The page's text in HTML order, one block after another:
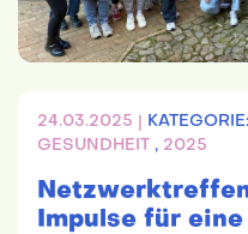
24.03.2025 | KATEGORIE:
GESUNDHEIT , 2025
Impulse für eine